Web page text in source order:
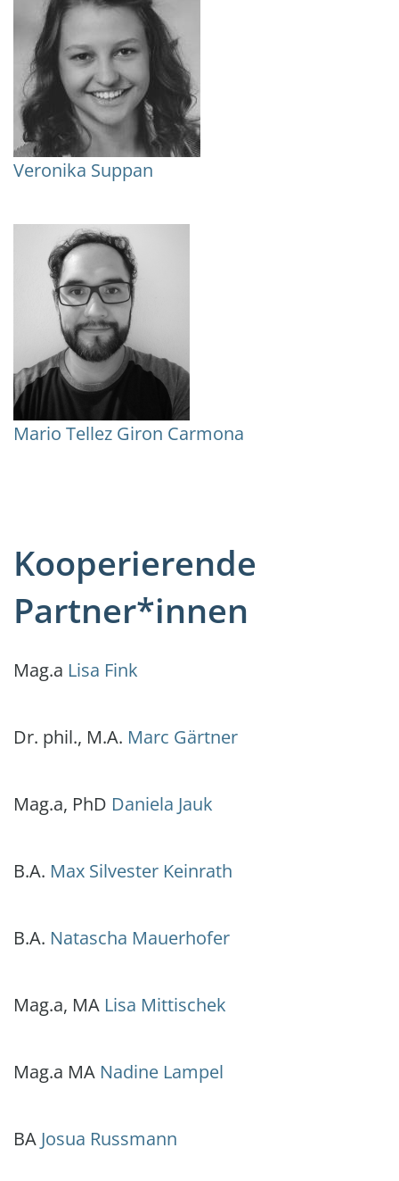
Veronika Suppan
Mario Tellez Giron Carmona
Kooperierende
Partner*innen
Mag.a Lisa Fink
Dr. phil., M.A. Marc Gärtner
Mag.a, PhD Daniela Jauk
B.A. Max Silvester Keinrath
B.A. Natascha Mauerhofer
Mag.a, MA Lisa Mittischek
Mag.a MA Nadine Lampel
BA Josua Russmann